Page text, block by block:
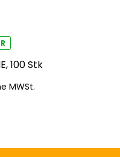
100 Stk
MWSt.